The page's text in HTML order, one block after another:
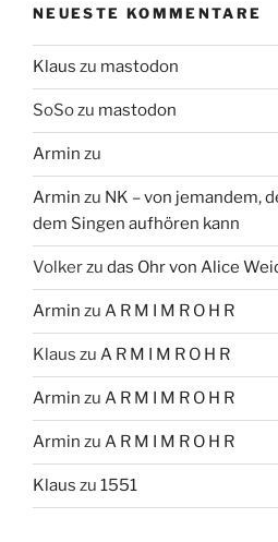
NEUESTE KOMMENTARE
Klaus zu mastodon
SoSozu mastodon
Armin zu
Armin zu NK – von jemandem,
dem Singen aufhören kann
Volkerzu das Ohr von Alice
Armin zu A R M I M R O H R
Klaus zu A R M I M R O H R
Armin zu A R M I M R O H R
Armin zu A R M I M R O H R
Klaus zu 1551